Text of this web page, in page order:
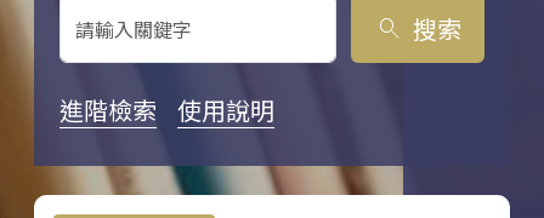
search 搜索
進階檢索 使用說明